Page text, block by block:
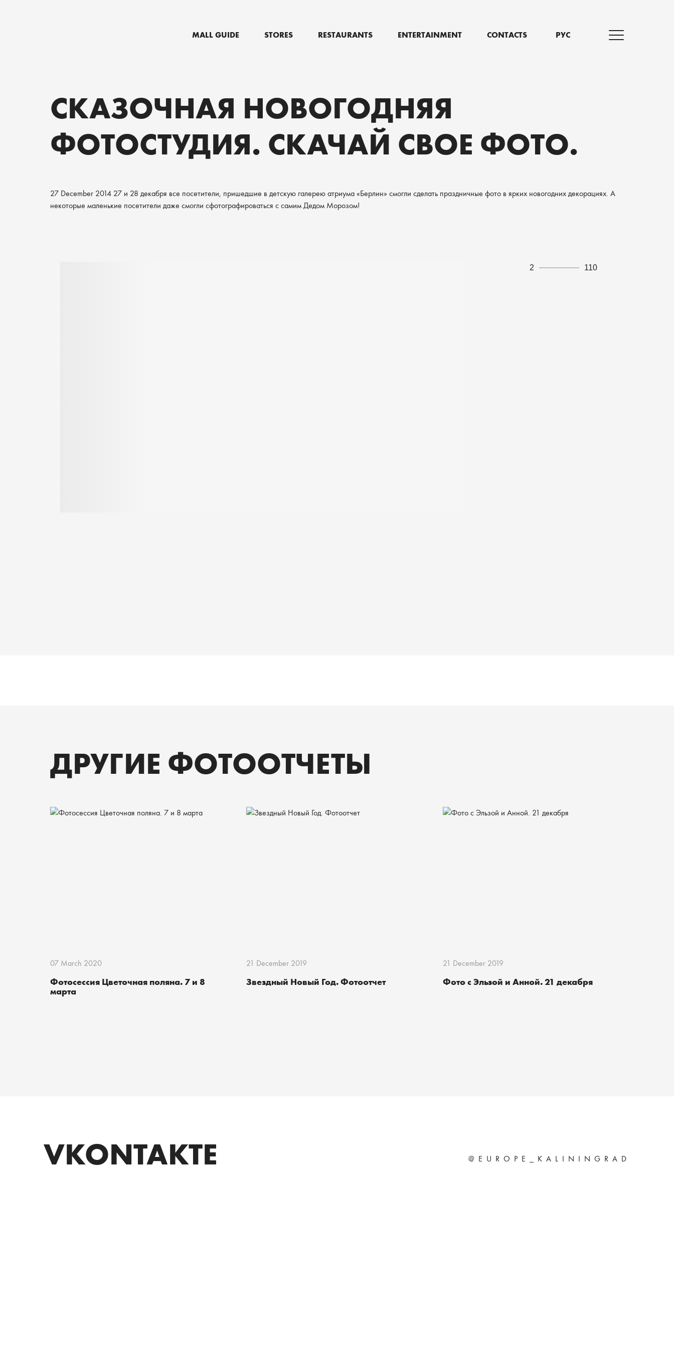
MALL GUIDE STORES RESTAURANTS ENTERTAINMENT CONTACTS РУС
СКАЗОЧНАЯ НОВОГОДНЯЯ
ФОТОСТУДИЯ. СКАЧАЙ СВОЕ ФОТО.
27 December 2014 27 и 28 декабря все посетители, пришедшие в детскую галерею атриума «Берлин» смогли сделать праздничные фото в ярких новогодних декорациях. А
некоторые маленькие посетители даже смогли сфотографироваться с самим Дедом Морозом!
2 110
ДРУГИЕ ФОТООТЧЕТЫ
07 March 2020
Фотосессия Цветочная поляна. 7 и 8
марта
21 December 2019
Звездный Новый Год. Фотоотчет
21 December 2019
Фото с Эльзой и Анной. 21 декабря
VKONTAKTE @EUROPE_KALININGRAD